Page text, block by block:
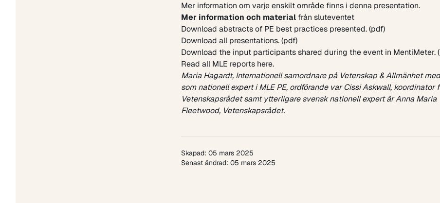
Mer information om varje enskilt område finns i denna presentation.
Mer information och material från sluteventet
Download abstracts of PE best practices presented. (pdf)
Download all presentations. (pdf)
Download the input participants shared during the event in MentiMeter.
Read all MLE reports here.
Maria Hagardt, Internationell samordnare på Vetenskap & Allmänhet
som nationell expert i MLE PE, ordförande var Cissi Askwall, koordinator
Vetenskapsrådet samt ytterligare svensk nationell expert är Anna Maria
Fleetwood, Vetenskapsrådet.
Skapad: 05 mars 2025
Senast ändrad: 05 mars 2025